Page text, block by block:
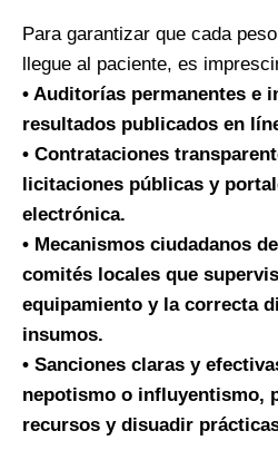
Para garantizar que cada
llegue al paciente, es
• Auditorías permanentes e
resultados publicados en
• Contrataciones
licitaciones públicas y
electrónica.
• Mecanismos ciudadanos
comités locales que
equipamiento y la correcta
insumos.
• Sanciones claras y
nepotismo o influyentismo,
recursos y disuadir